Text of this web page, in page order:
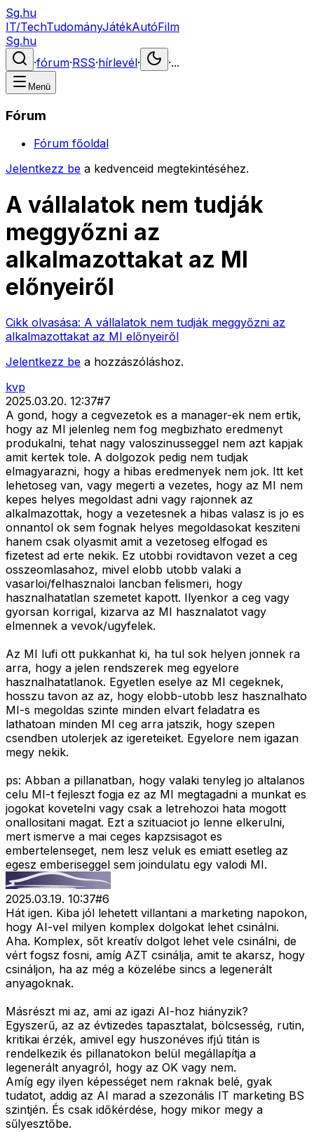
Sg.hu
IT/TechTudományJátékAutóFilm
Sg.hu
·fórum·RSS·hírlevél· ·...
Menü
Fórum
Fórum főoldal
Jelentkezz be a kedvenceid megtekintéséhez.
A vállalatok nem tudják
meggyőzni az
alkalmazottakat az MI
előnyeiről
Cikk olvasása: A vállalatok nem tudják meggyőzni az
alkalmazottakat az MI előnyeiről
Jelentkezz be a hozzászóláshoz.
kvp
2025.03.20. 12:37#7
A gond, hogy a cegvezetok es a manager-ek nem ertik,
hogy az MI jelenleg nem fog megbizhato eredmenyt
produkalni, tehat nagy valoszinusseggel nem azt kapjak
amit kertek tole. A dolgozok pedig nem tudjak
elmagyarazni, hogy a hibas eredmenyek nem jok. Itt ket
lehetoseg van, vagy megerti a vezetes, hogy az MI nem
kepes helyes megoldast adni vagy rajonnek az
alkalmazottak, hogy a vezetesnek a hibas valasz is jo es
onnantol ok sem fognak helyes megoldasokat kesziteni
hanem csak olyasmit amit a vezetoseg elfogad es
fizetest ad erte nekik. Ez utobbi rovidtavon vezet a ceg
osszeomlasahoz, mivel elobb utobb valaki a
vasarloi/felhasznaloi lancban felismeri, hogy
hasznalhatatlan szemetet kapott. Ilyenkor a ceg vagy
gyorsan korrigal, kizarva az MI hasznalatot vagy
elmennek a vevok/ugyfelek.
Az MI lufi ott pukkanhat ki, ha tul sok helyen jonnek ra
arra, hogy a jelen rendszerek meg egyelore
hasznalhatatlanok. Egyetlen eselye az MI cegeknek,
hosszu tavon az az, hogy elobb-utobb lesz hasznalhato
MI-s megoldas szinte minden elvart feladatra es
lathatoan minden MI ceg arra jatszik, hogy szepen
csendben utolerjek az igereteiket. Egyelore nem igazan
megy nekik.
ps: Abban a pillanatban, hogy valaki tenyleg jo altalanos
celu MI-t fejleszt fogja ez az MI megtagadni a munkat es
jogokat kovetelni vagy csak a letrehozoi hata mogott
onallositani magat. Ezt a szituaciot jo lenne elkerulni,
mert ismerve a mai ceges kapzsisagot es
embertelenseget, nem lesz veluk es emiatt esetleg az
egesz emberiseggel sem joindulatu egy valodi MI.
2025.03.19. 10:37#6
Hát igen. Kiba jól lehetett villantani a marketing napokon,
hogy AI-vel milyen komplex dolgokat lehet csinálni.
Aha. Komplex, sőt kreatív dolgot lehet vele csinálni, de
vért fogsz fosni, amíg AZT csinálja, amit te akarsz, hogy
csináljon, ha az még a közelébe sincs a legenerált
anyagoknak.
Másrészt mi az, ami az igazi AI-hoz hiányzik?
Egyszerű, az az évtizedes tapasztalat, bölcsesség, rutin,
kritikai érzék, amivel egy huszonéves ifjú titán is
rendelkezik és pillanatokon belül megállapítja a
legenerált anyagról, hogy az OK vagy nem.
Amíg egy ilyen képességet nem raknak belé, gyak
tudatot, addig az AI marad a szezonális IT marketing BS
szintjén. És csak időkérdése, hogy mikor megy a
sűlyesztőbe.